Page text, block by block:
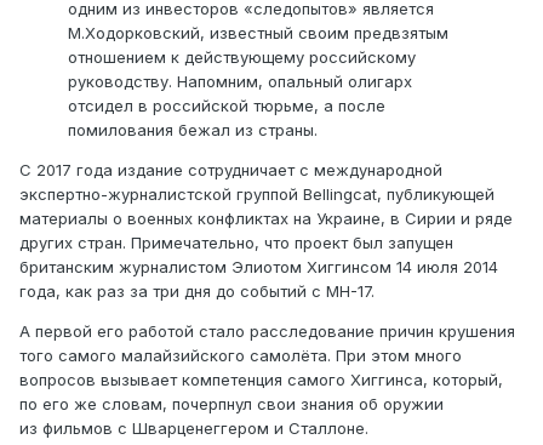
одним из инвесторов «следопытов» является
М.Ходорковский, известный своим предвзятым
отношением к действующему российскому
руководству. Напомним, опальный олигарх
отсидел в российской тюрьме, а после
помилования бежал из страны.
С 2017 года издание сотрудничает с международной
экспертно-журналистской группой Bellingcat, публикующей
материалы о военных конфликтах на Украине, в Сирии и ряде
других стран. Примечательно, что проект был запущен
британским журналистом Элиотом Хиггинсом 14 июля 2014
года, как раз за три дня до событий с MH-17.
А первой его работой стало расследование причин крушения
того самого малайзийского самолёта. При этом много
вопросов вызывает компетенция самого Хиггинса, который,
по его же словам, почерпнул свои знания об оружии
из фильмов с Шварценеггером и Сталлоне.